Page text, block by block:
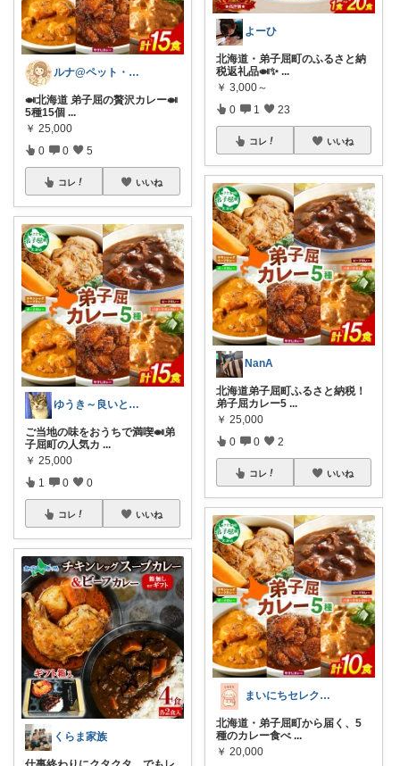
ルナ@ペット・雑貨
🍛北海道 弟子屈の贅沢カレー🍛
5種15個 ...
￥ 25,000
0 0 5
コレ いいね
ゆうき～良いと思ったものをおすすめ～
ご当地の味をおうちで満喫🍛弟
子屈町の人気カ ...
￥ 25,000
1 0 0
コレ いいね
くらま家族
よーひ
北海道・弟子屈町のふるさと納
税返礼品🍛✨ ...
￥ 3,000～
0 1 23
コレ いいね
NanA
北海道弟子屈町ふるさと納税！
弟子屈カレー5 ...
￥ 25,000
0 0 2
コレ いいね
まいにちセレクトdays
北海道・弟子屈町から届く、5
種のカレー食べ ...
￥ 20,000